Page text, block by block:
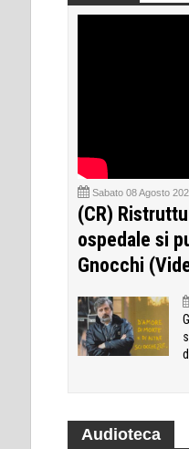
Sabato 08 Agosto
(CR)
ospedale si
Gnocchi
Audioteca